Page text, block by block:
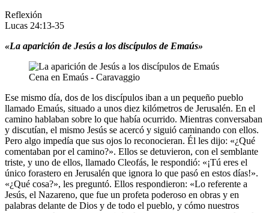
Reflexión
Lucas 24:13-35
«La aparición de Jesús a los discípulos de Emaús»
Cena en Emaús - Caravaggio
Ese mismo día, dos de los discípulos iban a un pequeño pueblo
llamado Emaús, situado a unos diez kilómetros de Jerusalén. En el
camino hablaban sobre lo que había ocurrido. Mientras conversaban
y discutían, el mismo Jesús se acercó y siguió caminando con ellos.
Pero algo impedía que sus ojos lo reconocieran. Él les dijo: «¿Qué
comentaban por el camino?». Ellos se detuvieron, con el semblante
triste, y uno de ellos, llamado Cleofás, le respondió: «¡Tú eres el
único forastero en Jerusalén que ignora lo que pasó en estos días!».
«¿Qué cosa?», les preguntó. Ellos respondieron: «Lo referente a
Jesús, el Nazareno, que fue un profeta poderoso en obras y en
palabras delante de Dios y de todo el pueblo, y cómo nuestros